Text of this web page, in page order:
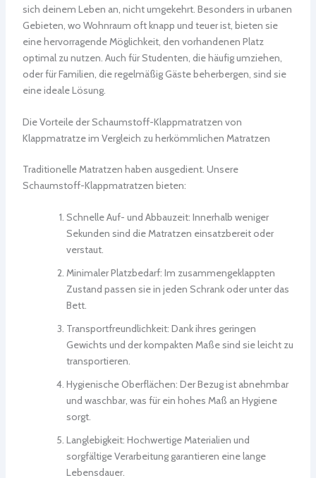
sich deinem Leben an, nicht umgekehrt. Besonders in urbanen
Gebieten, wo Wohnraum oft knapp und teuer ist, bieten sie
eine hervorragende Möglichkeit, den vorhandenen Platz
optimal zu nutzen. Auch für Studenten, die häufig umziehen,
oder für Familien, die regelmäßig Gäste beherbergen, sind sie
eine ideale Lösung.
Die Vorteile der Schaumstoff-Klappmatratzen von
Klappmatratze im Vergleich zu herkömmlichen Matratzen
Traditionelle Matratzen haben ausgedient. Unsere
Schaumstoff-Klappmatratzen bieten:
Schnelle Auf- und Abbauzeit: Innerhalb weniger
Sekunden sind die Matratzen einsatzbereit oder
verstaut.
Minimaler Platzbedarf: Im zusammengeklappten
Zustand passen sie in jeden Schrank oder unter das
Bett.
Transportfreundlichkeit: Dank ihres geringen
Gewichts und der kompakten Maße sind sie leicht zu
transportieren.
Hygienische Oberflächen: Der Bezug ist abnehmbar
und waschbar, was für ein hohes Maß an Hygiene
sorgt.
Langlebigkeit: Hochwertige Materialien und
sorgfältige Verarbeitung garantieren eine lange
Lebensdauer.